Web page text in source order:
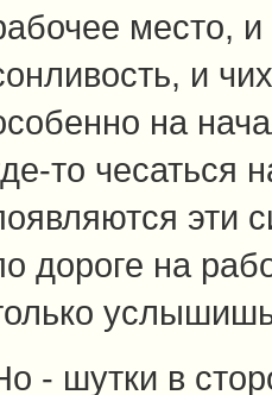
место,
и
на
то чесаться
эти
дороге на
- шутки в